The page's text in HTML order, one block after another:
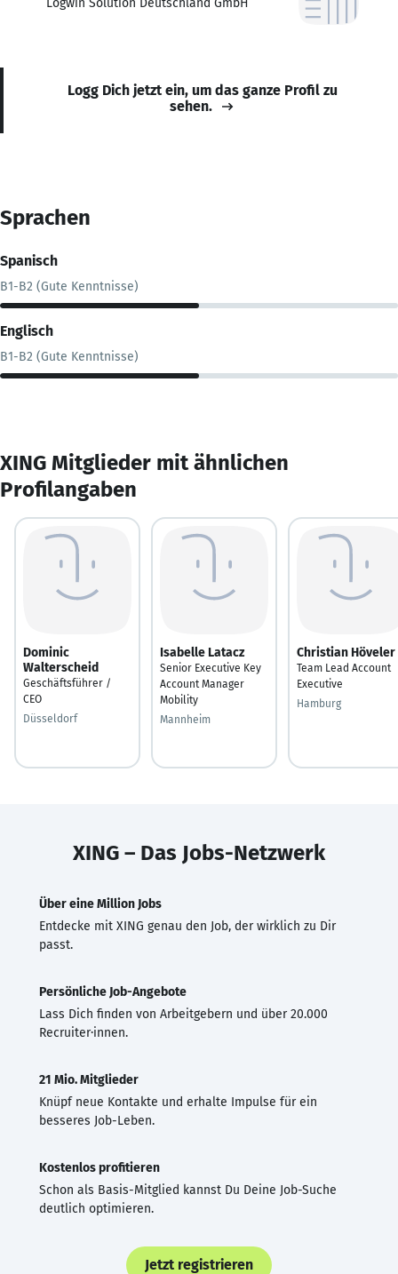
Logg Dich jetzt ein, um das ganze Profil zu
sehen.
Sprachen
Spanisch
B1-B2 (Gute Kenntnisse)
Englisch
B1-B2 (Gute Kenntnisse)
XING Mitglieder mit ähnlichen
Profilangaben
Dominic
Walterscheid
Geschäftsführer /
CEO
Düsseldorf
Isabelle Latacz
Senior Executive Key
Account Manager
Mobility
Mannheim
Christian Höveler
Team Lead Account
Executive
Hamburg
XING – Das Jobs-Netzwerk
Über eine Million Jobs
Entdecke mit XING genau den Job, der wirklich zu Dir
passt.
Persönliche Job-Angebote
Lass Dich finden von Arbeitgebern und über 20.000
Recruiter·innen.
21 Mio. Mitglieder
Knüpf neue Kontakte und erhalte Impulse für ein
besseres Job-Leben.
Kostenlos profitieren
Schon als Basis-Mitglied kannst Du Deine Job-Suche
deutlich optimieren.
Jetzt registrieren